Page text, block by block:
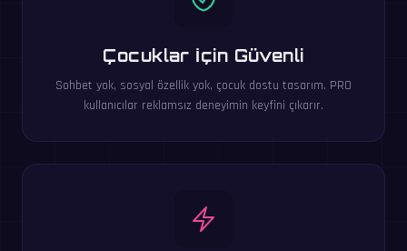
Çocuklar İçin Güvenli
Sohbet yok, sosyal özellik yok, çocuk dostu tasarım. PRO
kullanıcılar reklamsız deneyimin keyfini çıkarır.